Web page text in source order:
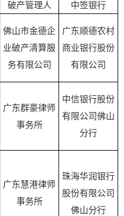
破产管理人 中签银行
佛山市金德企
业破产清算服
务有限公司
广东顺德农村
商业银行股份
有限公司
广东群豪律师
事务所
中信银行股份
有限公司佛山
分行
广东慧港律师
事务所
珠海华润银行
股份有限公司
佛山分行